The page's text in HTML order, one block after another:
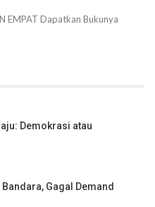
EMPAT Dapatkan Bukunya
Demokrasi atau
Gagal Demand